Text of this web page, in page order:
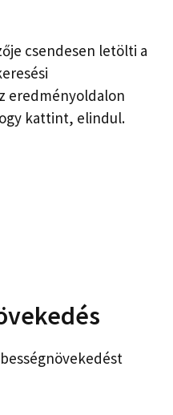
csendesen letölti a
eredményoldalon
kattint, elindul.